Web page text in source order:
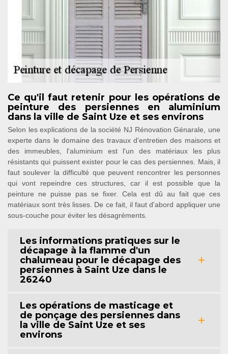
Ce qu'il faut retenir pour les opérations de
peinture des persiennes en aluminium
dans la ville de Saint Uze et ses environs
Selon les explications de la société NJ Rénovation Génarale, une
experte dans le domaine des travaux d'entretien des maisons et
des immeubles, l'aluminium est l'un des matériaux les plus
résistants qui puissent exister pour le cas des persiennes. Mais, il
faut soulever la difficulté que peuvent rencontrer les personnes
qui vont repeindre ces structures, car il est possible que la
peinture ne puisse pas se fixer. Cela est dû au fait que ces
matériaux sont très lisses. De ce fait, il faut d'abord appliquer une
sous-couche pour éviter les désagréments.
Les informations pratiques sur le
décapage à la flamme d'un
chalumeau pour le décapage des
persiennes à Saint Uze dans le
26240
Les opérations de masticage et
de ponçage des persiennes dans
la ville de Saint Uze et ses
environs